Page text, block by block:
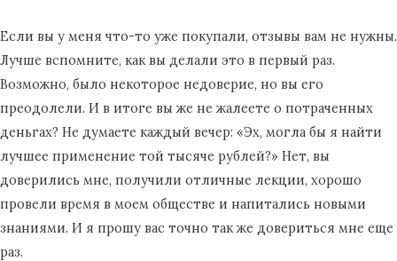
Если вы у меня что-то уже покупали, отзывы вам не нужны.
Лучше вспомните, как вы делали это в первый раз.
Возможно, было некоторое недоверие, но вы его
преодолели. И в итоге вы же не жалеете о потраченных
деньгах? Не думаете каждый вечер: «Эх, могла бы я найти
лучшее применение той тысяче рублей?» Нет, вы
доверились мне, получили отличные лекции, хорошо
провели время в моем обществе и напитались новыми
знаниями. И я прошу вас точно так же довериться мне еще
раз.